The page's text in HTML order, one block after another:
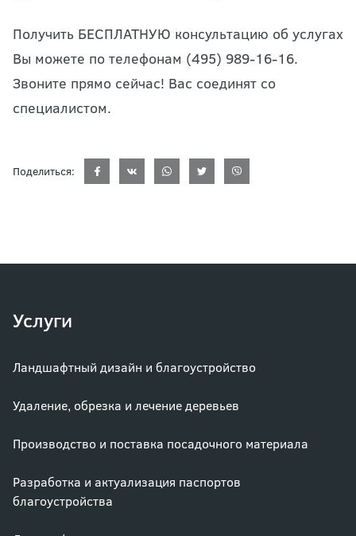
Получить БЕСПЛАТНУЮ консультацию об услугах
Вы можете по телефонам (495) 989-16-16.
Звоните прямо сейчас! Вас соединят со
специалистом.
Поделиться:
Услуги
Ландшафтный дизайн и благоустройство
Удаление, обрезка и лечение деревьев
Производство и поставка посадочного материала
Разработка и актуализация паспортов
благоустройства